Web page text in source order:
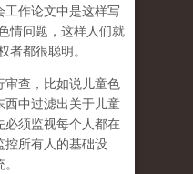
工作论文中是这样写
情问题，这样人们就
者都很聪明。
审查，比如说儿童色
西中过滤出关于儿童
必须监视每个人都在
控所有人的基础设